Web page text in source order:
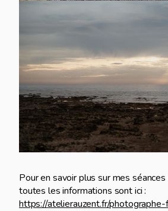
Pour en savoir plus sur mes
toutes les informations sont ici :
https://atelierauzent.fr/